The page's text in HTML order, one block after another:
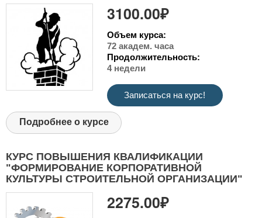
3100.00₽
Объем курса:
72 академ. часа
Продолжительность:
4 недели
Записаться на курс!
Подробнее о курсе
КУРС ПОВЫШЕНИЯ КВАЛИФИКАЦИИ
"ФОРМИРОВАНИЕ КОРПОРАТИВНОЙ
КУЛЬТУРЫ СТРОИТЕЛЬНОЙ ОРГАНИЗАЦИИ"
2275.00₽